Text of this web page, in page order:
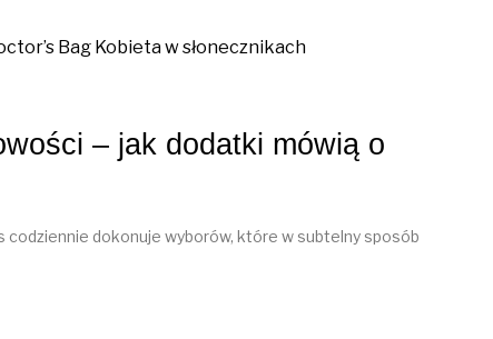
– jak dodatki mówią o
codziennie dokonuje wyborów, które w subtelny sposób